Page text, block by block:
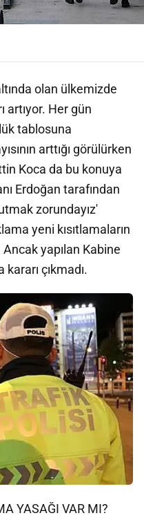
olan ülkemizde
artıyor. Her gün
tablosuna
arttığı görülürken
Koca da bu konuya
Erdoğan tarafından
zorundayız'
yeni kısıtlamaların
yapılan Kabine
kararı çıkmadı.
YASAĞI VAR MI?